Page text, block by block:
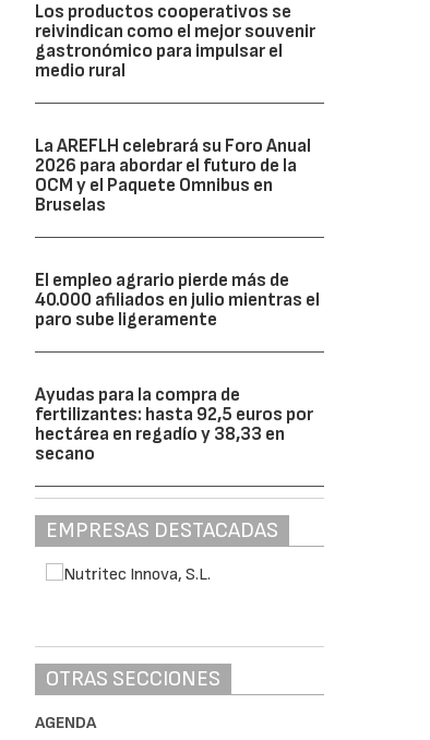
Los productos cooperativos se
reivindican como el mejor souvenir
gastronómico para impulsar el
medio rural
La AREFLH celebrará su Foro Anual
2026 para abordar el futuro de la
OCM y el Paquete Omnibus en
Bruselas
El empleo agrario pierde más de
40.000 afiliados en julio mientras el
paro sube ligeramente
Ayudas para la compra de
fertilizantes: hasta 92,5 euros por
hectárea en regadío y 38,33 en
secano
EMPRESAS DESTACADAS
OTRAS SECCIONES
AGENDA